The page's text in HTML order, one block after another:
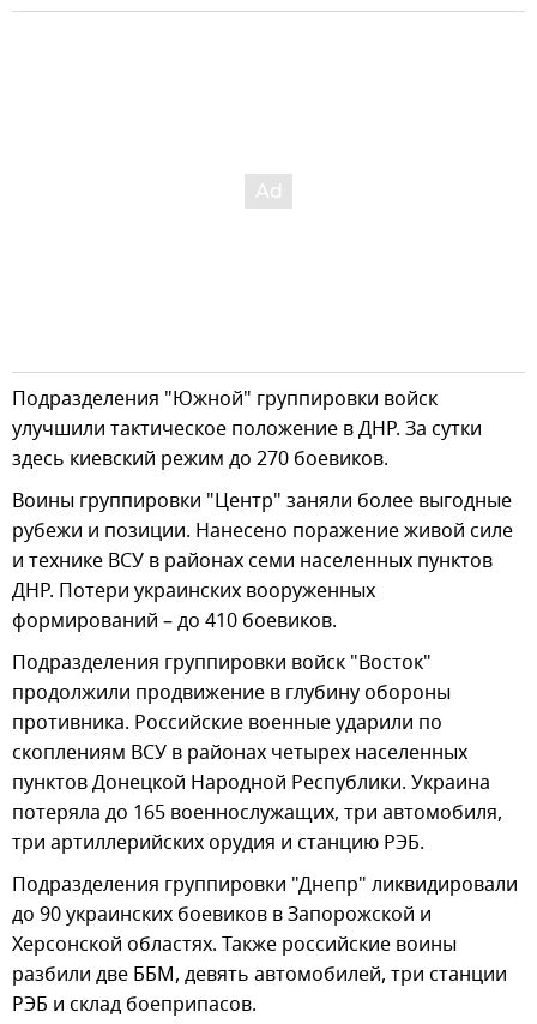
Подразделения "Южной" группировки войск
улучшили тактическое положение в ДНР. За сутки
здесь киевский режим до 270 боевиков.
Воины группировки "Центр" заняли более выгодные
рубежи и позиции. Нанесено поражение живой силе
и технике ВСУ в районах семи населенных пунктов
ДНР. Потери украинских вооруженных
формирований – до 410 боевиков.
Подразделения группировки войск "Восток"
продолжили продвижение в глубину обороны
противника. Российские военные ударили по
скоплениям ВСУ в районах четырех населенных
пунктов Донецкой Народной Республики. Украина
потеряла до 165 военнослужащих, три автомобиля,
три артиллерийских орудия и станцию РЭБ.
Подразделения группировки "Днепр" ликвидировали
до 90 украинских боевиков в Запорожской и
Херсонской областях. Также российские воины
разбили две ББМ, девять автомобилей, три станции
РЭБ и склад боеприпасов.